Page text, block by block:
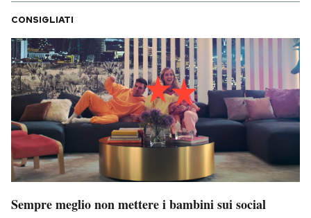
CONSIGLIATI
Sempre meglio non mettere i bambini sui social